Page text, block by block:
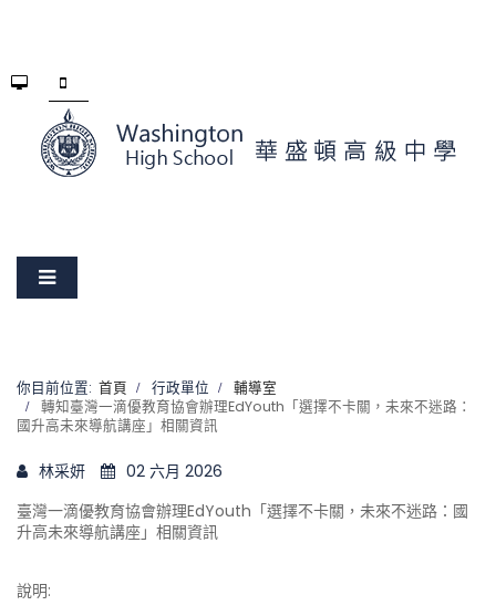
你目前位置: 首頁 行政單位
輔導室
轉知臺灣一滴優教育協會辦理EdYouth「選擇不卡關，未來不迷路：
國升高未來導航講座」相關資訊
林采妍
02 六月 2026
臺灣一滴優教育協會辦理EdYouth「選擇不卡關，未來不迷路：國
升高未來導航講座」相關資訊
說明: